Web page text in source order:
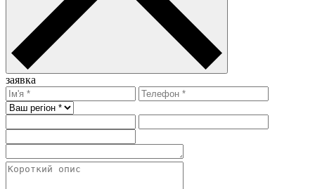
заявка